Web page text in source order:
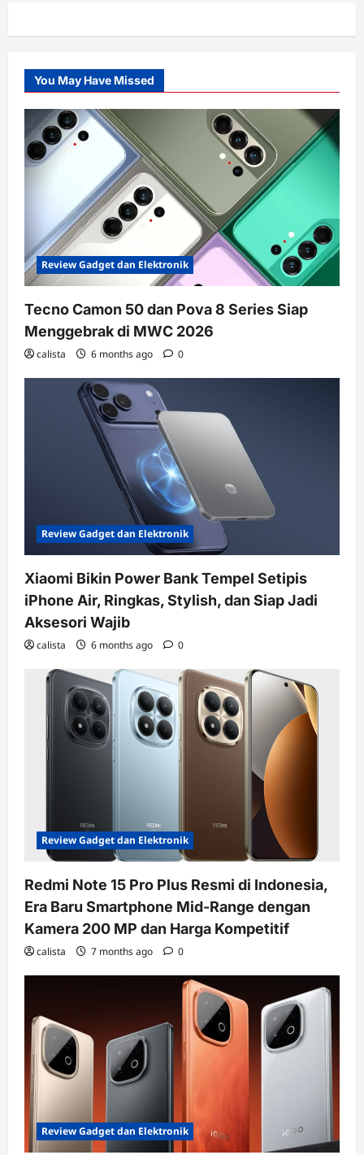
You May Have Missed
Review Gadget dan Elektronik
Tecno Camon 50 dan Pova 8 Series Siap
Menggebrak di MWC 2026
calista 6 months ago 0
Review Gadget dan Elektronik
Xiaomi Bikin Power Bank Tempel Setipis
iPhone Air, Ringkas, Stylish, dan Siap Jadi
Aksesori Wajib
calista 6 months ago 0
Review Gadget dan Elektronik
Redmi Note 15 Pro Plus Resmi di Indonesia,
Era Baru Smartphone Mid-Range dengan
Kamera 200 MP dan Harga Kompetitif
calista 7 months ago 0
Review Gadget dan Elektronik